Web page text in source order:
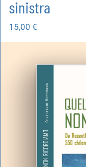
sinistra
15,00 €